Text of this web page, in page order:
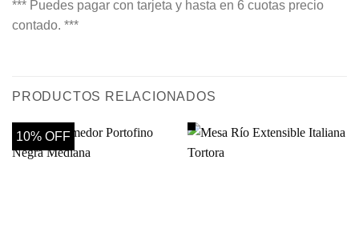
*** Puedes pagar con tarjeta y hasta en 6 cuotas precio
contado. ***
PRODUCTOS RELACIONADOS
10% OFF